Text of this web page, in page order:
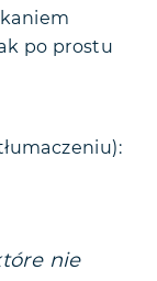
po prostu
nie